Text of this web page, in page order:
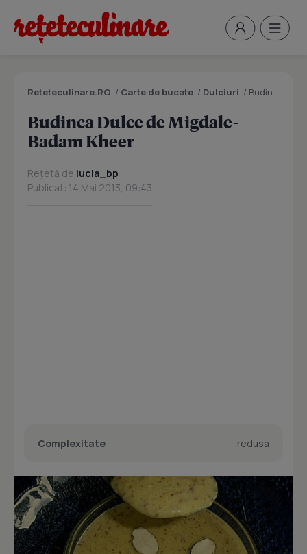
Reteteculinare.RO / Carte de bucate / Dulciuri / Budinca Dulce de Migdale- Badam Kheer
Budinca Dulce de Migdale-
Badam Kheer
Rețetă de lucia_bp
Publicat: 14 Mai 2013, 09:43
Complexitate redusa